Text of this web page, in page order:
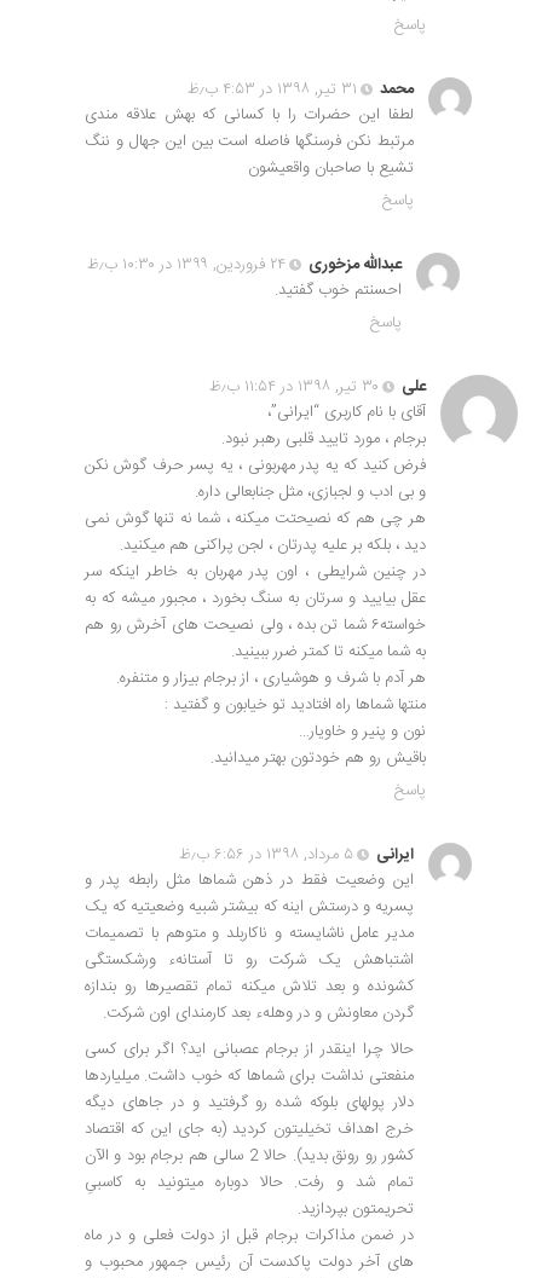
پاسخ
محمد
۳۱ تیر, ۱۳۹۸ در ۴:۵۳ ب٫ظ
لطفا این حضرات را با کسانی که بهش علاقه مندی
مرتبط نکن فرسنگها فاصله است بین این جهال و ننگ
تشیع با صاحبان واقعیشون
پاسخ
عبدالله مزخوری
۲۴ فروردین, ۱۳۹۹ در ۱۰:۳۰ ب٫ظ
احسنتم خوب گفتید.
پاسخ
علی
۳۰ تیر, ۱۳۹۸ در ۱۱:۵۴ ب٫ظ
آقای با نام کاربری “ایرانی”،
برجام ، مورد تایید قلبی رهبر نبود.
فرض کنید که یه پدر مهربونی ، یه پسر حرف گوش نکن
و بی ادب و لجبازی، مثل جنابعالی داره.
هر چی هم که نصیحتت میکنه ، شما نه تنها گوش نمی
دید ، بلکه بر علیه پدرتان ، لجن پراکنی هم میکنید.
در چنین شرایطی ، اون پدر مهربان به خاطر اینکه سر
عقل بیایید و سرتان به سنگ بخورد ، مجبور میشه که به
خواسته۶ شما تن بده ، ولی نصیحت های آخرش رو هم
به شما میکنه تا کمتر ضرر ببینید.
هر آدم با شرف و هوشیاری ، از برجام بیزار و متنفره.
منتها شماها راه افتادید تو خیابون و گفتید :
نون و پنیر و خاویار…
باقیش رو هم خودتون بهتر میدانید.
پاسخ
ایرانی
۵ مرداد, ۱۳۹۸ در ۶:۵۶ ب٫ظ
این وضعیت فقط در ذهن شماها مثل رابطه پدر و
پسریه و درستش اینه که بیشتر شبیه وضعیتیه که یک
مدیر عامل ناشایسته و ناکاربلد و متوهم با تصمیمات
اشتباهش یک شرکت رو تا آستانهء ورشکستگی
کشونده و بعد تلاش میکنه تمام تقصیرها رو بندازه
گردن معاونش و در وهلهء بعد کارمندای اون شرکت.
حالا چرا اینقدر از برجام عصبانی اید؟ اگر برای کسی
منفعتی نداشت برای شماها که خوب داشت. میلیاردها
دلار پولهای بلوکه شده رو گرفتید و در جاهای دیگه
خرج اهداف تخیلیتون کردید (به جای این که اقتصاد
کشور رو رونق بدید). حالا 2 سالی هم برجام بود و الآن
تمام شد و رفت. حالا دوباره میتونید به کاسبیِ
تحریمتون بپردازید.
در ضمن مذاکرات برجام قبل از دولت فعلی و در ماه
های آخر دولت پاکدست آن رئیس جمهور محبوب و